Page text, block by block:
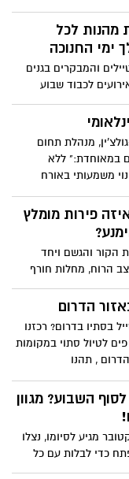
ועוד.
מהנות לכל
החנוכה
והמבקרים בגנים
לכבוד שבוע
המשרד לירושלים
רשות העתיקות,
חוזר השנה בחג החנוכה
חדרי בריחה
מנהלת תחום
במאוחדת:" ללא
משמעותי באורח
פירות מומלץ
הקור והגשם ויחד
הרוח, מחלות חורף
וצינון, מחסור בוויטמין D ולעיתים גם עליה
שאולי לא ידעתם
הדרום
בסתיו בדרום? רכזנו
לטיול סתוי במקומות
, תהנו
השבוע? מגוון
מגיע לסיומו, נצלו
כדי לבלות עם כל
בשלל פעילויות